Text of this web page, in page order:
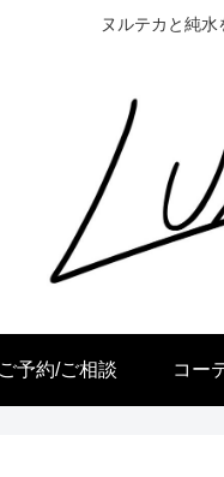
ヌルテカと純
予約/ご相談 コー